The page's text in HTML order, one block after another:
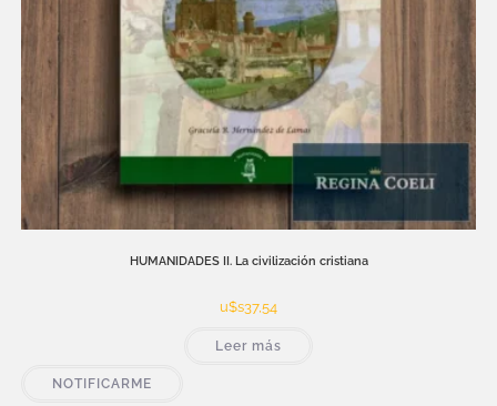
HUMANIDADES II. La civilización cristiana
u$s37,54
Leer más
NOTIFICARME